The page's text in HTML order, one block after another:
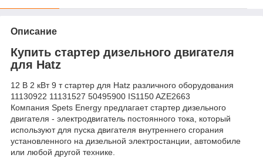
Описание
Купить стартер дизельного двигателя
для Hatz
12 В 2 кВт 9 т стартер для Hatz различного оборудования
11130922 11131527 50495900 IS1150 AZE2663
Компания Spets Energy предлагает стартер дизельного
двигателя - электродвигатель постоянного тока, который
используют для пуска двигателя внутреннего сгорания
установленного на дизельной электростанции, автомобиле
или любой другой технике.